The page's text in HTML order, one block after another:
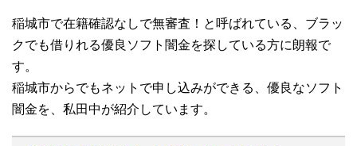
稲城市で在籍確認なしで無審査！と呼ばれている、ブラッ
クでも借りれる優良ソフト闇金を探している方に朗報で
す。
稲城市からでもネットで申し込みができる、優良なソフト
闇金を、私田中が紹介しています。